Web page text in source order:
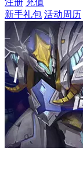
新手礼包 活动周历